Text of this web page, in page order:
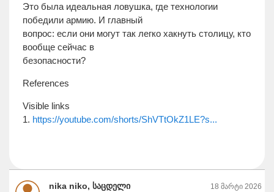
Это была идеальная ловушка, где технологии
победили армию. И главный
вопрос: если они могут так легко хакнуть столицу, кто
вообще сейчас в
безопасности?
References
Visible links
1. https://youtube.com/shorts/ShVTtOkZ1LE?s...
nika niko, საცდელი 18 მარტი 2026